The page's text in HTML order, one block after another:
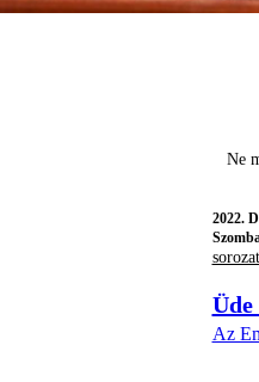
Ne
2022.
sorozat
Az